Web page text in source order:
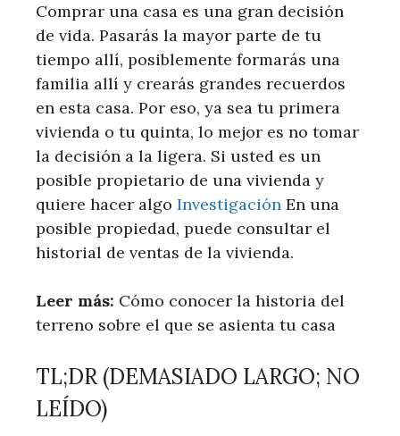
Comprar una casa es una gran decisión
de vida. Pasarás la mayor parte de tu
tiempo allí, posiblemente formarás una
familia allí y crearás grandes recuerdos
en esta casa. Por eso, ya sea tu primera
vivienda o tu quinta, lo mejor es no tomar
la decisión a la ligera. Si usted es un
posible propietario de una vivienda y
quiere hacer algo Investigación En una
posible propiedad, puede consultar el
historial de ventas de la vivienda.
Leer más: ​ Cómo conocer la historia del
terreno sobre el que se asienta tu casa
TL;DR (DEMASIADO LARGO; NO
LEÍDO)